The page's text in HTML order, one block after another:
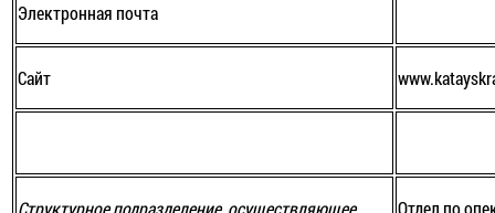
Электронная почта
Сайт
Структурное подразделение, осуществляющее
Отдел по